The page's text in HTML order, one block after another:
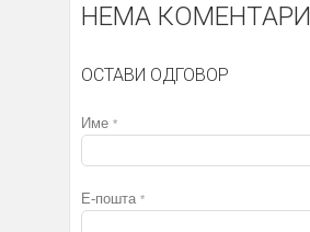
НЕМА КОМЕНТАРИ
ОСТАВИ ОДГОВОР
Име *
Е-пошта *